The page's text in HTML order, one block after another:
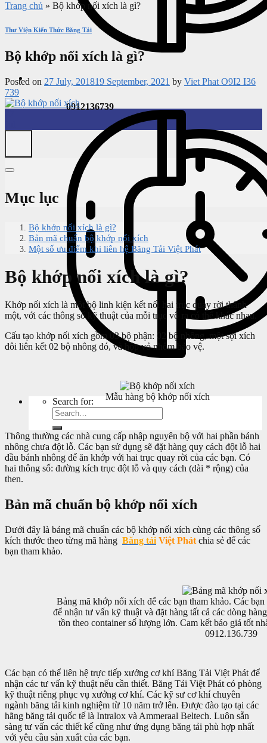
0912136739
Search for:
Trang chủ » Bộ khớp nối xích là gì?
Thư Viện Kiến Thức Băng Tải
Bộ khớp nối xích là gì?
Posted on 27 July, 201819 September, 2021 by Viet Phat O9I2 I36
739
Mục lục
Bộ khớp nối xích là gì?
Bản mã chuẩn bộ khớp nối xích
Một số ưu điểm khi liên hệ Băng Tải Việt Phát
Bộ khớp nối xích là gì?
Khớp nối xích là một bộ linh kiện kết nối hai trục quay rời thành
một, với các thông số kỹ thuật của mỗi trục vô ra có thể khác nhau.
Cấu tạo khớp nối xích gồm 03 bộ phận: 02 bộ nhông, một sợi xích
đôi liên kết 02 bộ nhông đó, và hộp vỏ nhôm bảo vệ.
Mẫu hàng bộ khớp nối xích
Thông thường các nhà cung cấp nhập nguyên bộ với hai phần bánh
nhông chưa đột lỗ. Các bạn sử dụng sẽ đặt hàng quy cách đột lỗ hai
đầu bánh nhông để ăn khớp với hai trục quay rời của các bạn. Có
hai thông số: đường kích trục đột lỗ và quy cách (dài * rộng) của
then.
Bản mã chuẩn bộ khớp nối xích
Dưới đây là bảng mã chuẩn các bộ khớp nối xích cùng các thông số
kích thước theo từng mã hàng Băng tải Việt Phát chia sẻ để các
bạn tham khảo.
Bảng mã khớp nối xích để các bạn tham khảo. Các
để nhận tư vấn kỹ thuật và đặt hàng tất cả các dòng
tồn theo container số lượng lớn. Cam kết báo giá tốt
0912.136.739
Các bạn có thể liên hệ trực tiếp xưởng cơ khí Băng Tải Việt Phát để
nhận các tư vấn kỹ thuật nếu cần thiết. Băng Tải Việt Phát có phòng
kỹ thuật riêng phục vụ xưởng cơ khí. Các kỹ sư cơ khí chuyên
ngành băng tải kinh nghiệm từ 10 năm trở lên. Được đào tạo tại các
hãng băng tải quốc tế là Intralox và Ammeraal Beltech. Luôn sẵn
sàng tư vấn các thiết kế cũng như ứng dụng băng tải phù hợp nhất
với yêu cầu sản xuất của các bạn.